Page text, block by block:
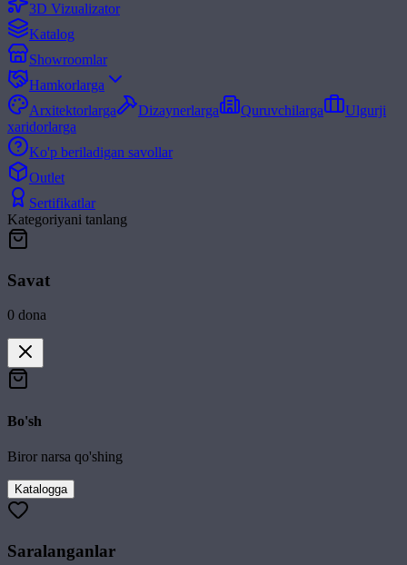
3D Vizualizator
Katalog
Showroomlar
Hamkorlarga
Arxitektorlarga
Dizaynerlarga Quruvchilarga
Ulgurji
xaridorlarga
Ko'p beriladigan savollar
Outlet
Sertifikatlar
Kategoriyani tanlang
Savat
0 dona
Bo'sh
Biror narsa qo'shing
Katalogga
Saralanganlar